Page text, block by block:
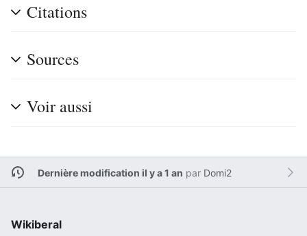
Citations
Sources
Voir aussi
Dernière modification il y a 1 an par Domi2
Wikiberal